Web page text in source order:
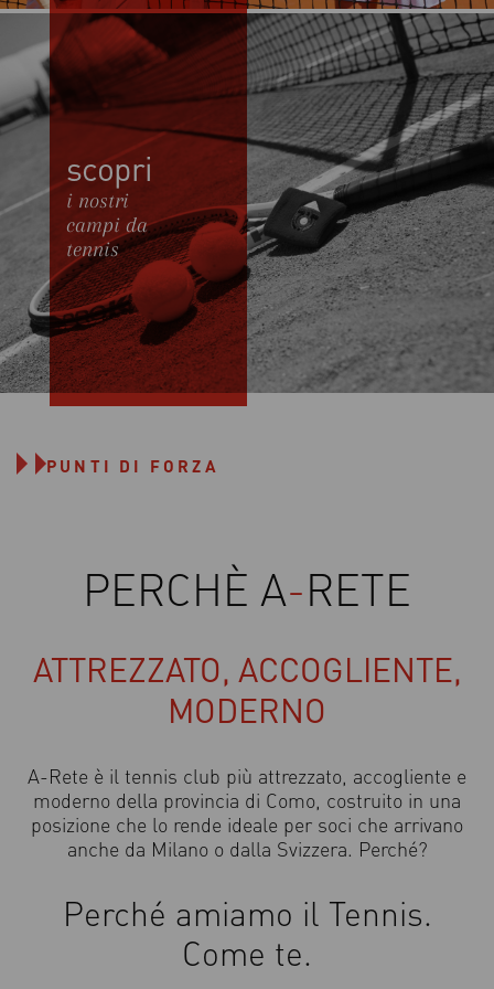
scopri
i nostri
campi da
tennis
PUNTI DI FORZA
PERCHÈ A-RETE
ATTREZZATO, ACCOGLIENTE,
MODERNO
A-Rete è il tennis club più attrezzato, accogliente e
moderno della provincia di Como, costruito in una
posizione che lo rende ideale per soci che arrivano
anche da Milano o dalla Svizzera. Perché?
Perché amiamo il Tennis.
Come te.